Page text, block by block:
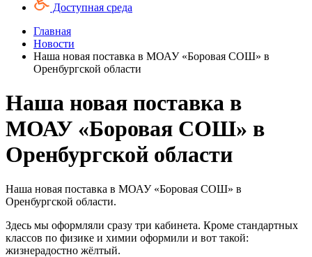
Доступная среда
Главная
Новости
Наша новая поставка в МОАУ «Боровая СОШ» в
Оренбургской области
Наша новая поставка в
МОАУ «Боровая СОШ» в
Оренбургской области
Наша новая поставка в МОАУ «Боровая СОШ» в
Оренбургской области.
Здесь мы оформляли сразу три кабинета. Кроме стандартных
классов по физике и химии оформили и вот такой:
жизнерадостно жёлтый.